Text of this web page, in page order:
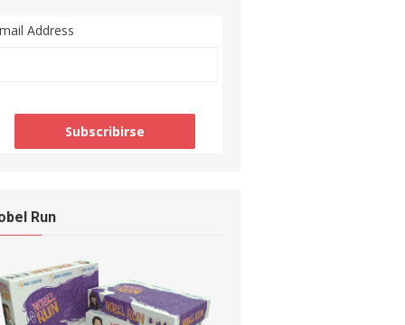
Address
Run